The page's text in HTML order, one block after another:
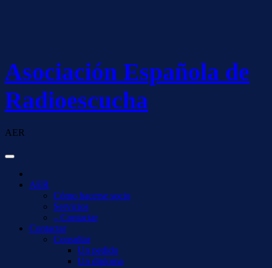
Asociación Española de
Radioescucha
AER
AER
Cómo hacerse socio
Servicios
– Contactar
Contactar
Consultar
Un pedido
Un diploma